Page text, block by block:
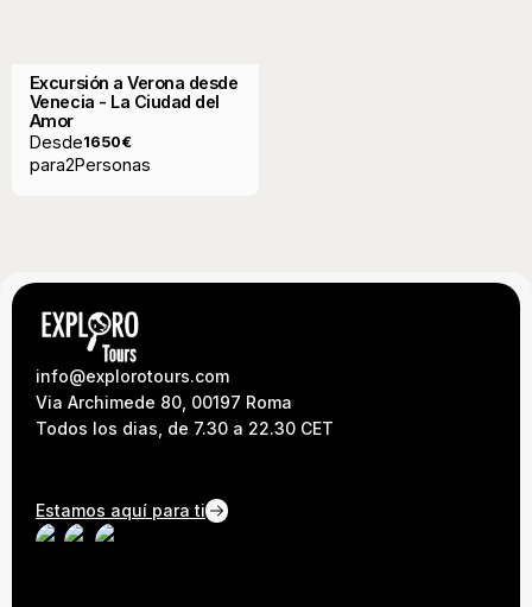
Excursión a Verona desde
Venecia - La Ciudad del
Amor
Desde1650€
para2Personas
info@explorotours.com
Via Archimede 80, 00197 Roma
Todos los dias, de 7.30 a 22.30 CET
Estamos aquí para ti